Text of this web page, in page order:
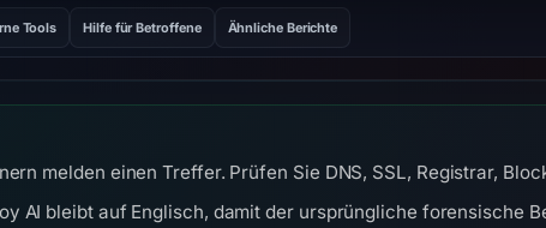
Tools Hilfe für Betroffene Ähnliche Berichte
melden einen Treffer. Prüfen Sie DNS, SSL, Registrar,
AI bleibt auf Englisch, damit der ursprüngliche forensische